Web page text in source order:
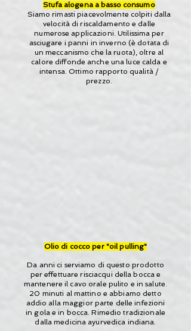
Stufa alogena a basso consumo
Siamo rimasti piacevolmente colpiti dalla
velocità di riscaldamento e dalle
numerose applicazioni. Utilissima per
asciugare i panni in inverno (è dotata di
un meccanismo che la ruota), oltre al
calore diffonde anche una luce calda e
intensa. Ottimo rapporto qualità /
prezzo.
Olio di cocco per "oil pulling"
Da anni ci serviamo di questo prodotto
per effettuare risciacqui della bocca e
mantenere il cavo orale pulito e in salute.
20 minuti al mattino e abbiamo detto
addio alla maggior parte delle infezioni
in gola e in bocca. Rimedio tradizionale
dalla medicina ayurvedica indiana.